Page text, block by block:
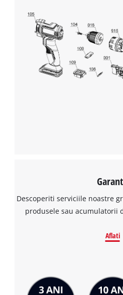
Descoperiti serviciile noastre
produsele sau acumulatorii
Aflati